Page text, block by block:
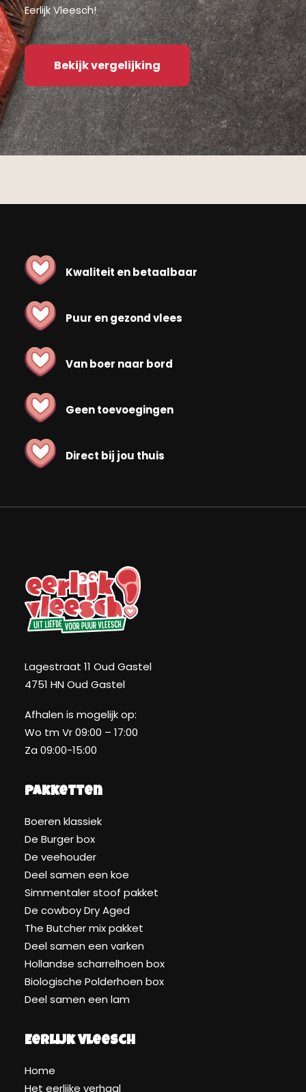
Eerlijk Vleesch!
Bekijk vergelijking
Kwaliteit en betaalbaar
Puur en gezond vlees
Van boer naar bord
Geen toevoegingen
Direct bij jou thuis
Lagestraat 11 Oud Gastel
4751 HN Oud Gastel
Afhalen is mogelijk op:
Wo tm Vr 09:00 – 17:00
Za 09:00-15:00
Pakketten
Boeren klassiek
De Burger box
De veehouder
Deel samen een koe
Simmentaler stoof pakket
De cowboy Dry Aged
The Butcher mix pakket
Deel samen een varken
Hollandse scharrelhoen box
Biologische Polderhoen box
Deel samen een lam
Eerlijk Vleesch
Home
Het eerlijke verhaal